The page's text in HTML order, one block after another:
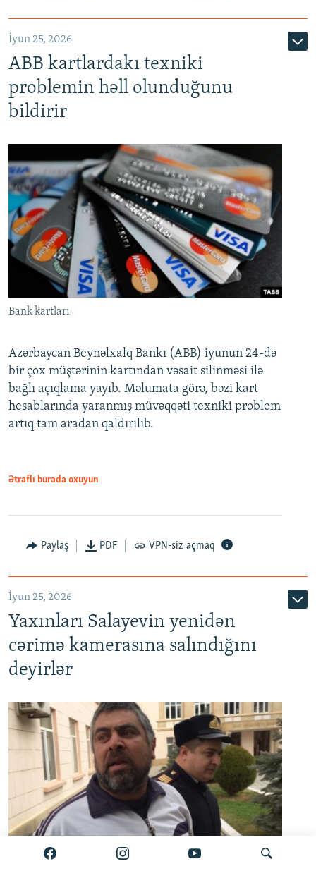
720p 1080p
İyun 25, 2026
ABB kartlardakı texniki
problemin həll olunduğunu
bildirir
Bank kartları
Azərbaycan Beynəlxalq Bankı (ABB) iyunun 24-də
bir çox müştərinin kartından vəsait silinməsi ilə
bağlı açıqlama yayıb. Məlumata görə, bəzi kart
hesablarında yaranmış müvəqqəti texniki problem
artıq tam aradan qaldırılıb.
Ətraflı burada oxuyun
Paylaş PDF VPN-siz açmaq
İyun 25, 2026
Yaxınları Salayevin yenidən
cərimə kamerasına salındığını
deyirlər